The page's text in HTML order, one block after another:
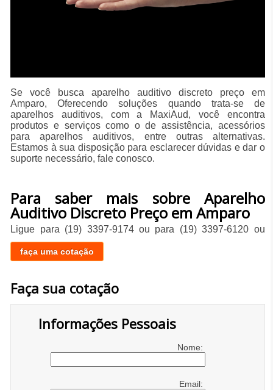
Se você busca aparelho auditivo discreto preço em
Amparo, Oferecendo soluções quando trata-se de
aparelhos auditivos, com a MaxiAud, você encontra
produtos e serviços como o de assistência, acessórios
para aparelhos auditivos, entre outras alternativas.
Estamos à sua disposição para esclarecer dúvidas e dar o
suporte necessário, fale conosco.
Para saber mais sobre Aparelho
Auditivo Discreto Preço em Amparo
Ligue para (19) 3397-9174ou para (19) 3397-6120 ou
faça uma cotação
Faça sua cotação
Informações Pessoais
Nome:
Email: